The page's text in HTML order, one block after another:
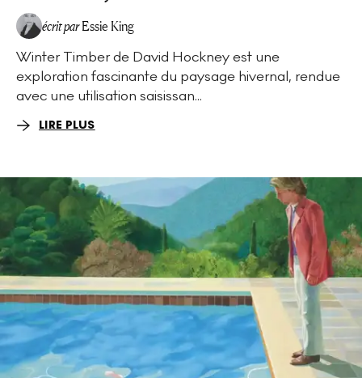
écrit par Essie King
Winter Timber de David Hockney est une
exploration fascinante du paysage hivernal, rendue
avec une utilisation saisissan...
LIRE PLUS